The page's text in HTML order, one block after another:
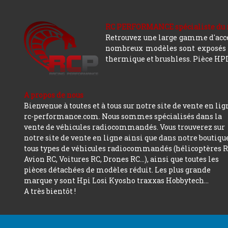
RC PERFORMANCE spécialiste
Retrouvez une large gamme
nombreux modèles sont
thermique et brushless. Pièce
A propos de nous
Bienvenue à toutes et à tous sur notre site de vente en
rc-performance.com. Nous sommes spécialisés dans la
vente de véhicules radiocommandés. Vous trouverez sur
notre site de vente en ligne ainsi que dans notre
tous types de véhicules radiocommandés (hélicoptères
Avion RC, Voitures RC, Drones RC…), ainsi que toutes les
pièces détachées de modèles réduit. Les plus grande
marque y sont Hpi Losi Kyosho traxxas Hobbytech...
A très bientôt !